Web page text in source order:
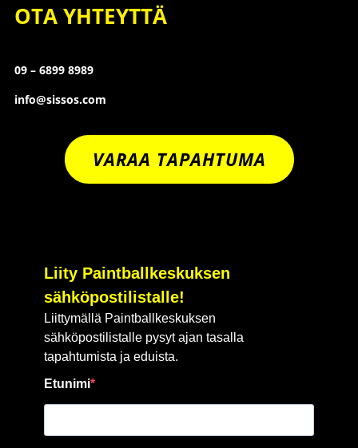
OTA YHTEYTTÄ
09 – 6899 8989
info@sissos.com
VARAA TAPAHTUMA
Liity Paintballkeskuksen
sähköpostilistalle!
Liittymällä Paintballkeskuksen
sähköpostilistalle pysyt ajan tasalla
tapahtumista ja eduista.
Etunimi